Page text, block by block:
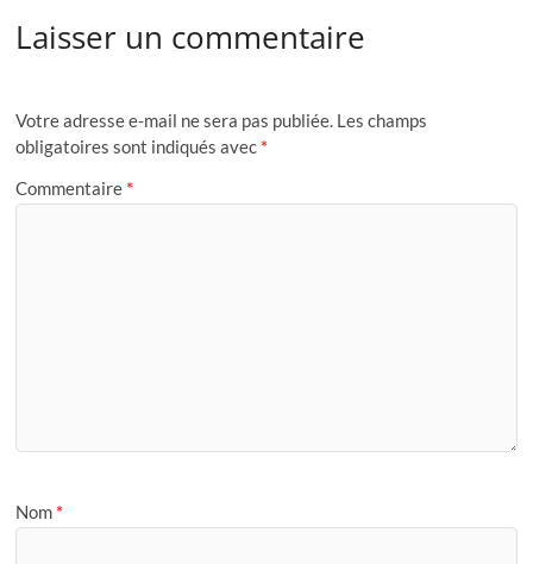
Laisser un commentaire
Votre adresse e-mail ne sera pas publiée. Les champs
obligatoires sont indiqués avec *
Commentaire *
Nom *